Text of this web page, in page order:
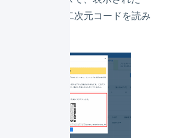
を入力あるいは二次元コードを読み